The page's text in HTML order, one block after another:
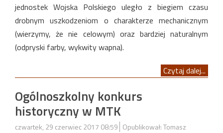
jednostek Wojska Polskiego uległo z biegiem czasu
drobnym uszkodzeniom o charakterze mechanicznym
(wierzymy, że nie celowym) oraz bardziej naturalnym
(odpryski farby, wykwity wapna).
Czytaj dalej...
Ogólnoszkolny konkurs
historyczny w MTK
czwartek, 29 czerwiec 2017 08:59 Opublikował: Tomasz